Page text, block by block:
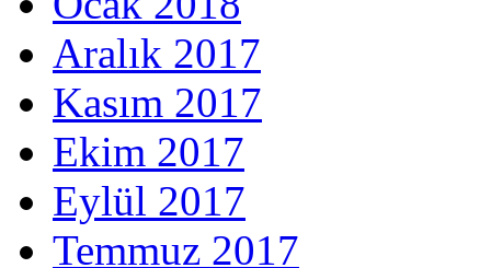
Aralık 2017
Kasım 2017
Ekim 2017
Eylül 2017
Temmuz 2017